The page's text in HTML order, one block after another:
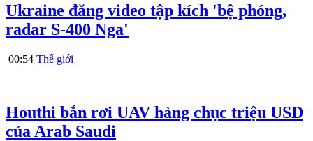
Ukraine đăng video tập kích 'bệ phóng,
radar S-400 Nga'
00:54 Thế giới
Houthi bắn rơi UAV hàng chục triệu USD
của Arab Saudi